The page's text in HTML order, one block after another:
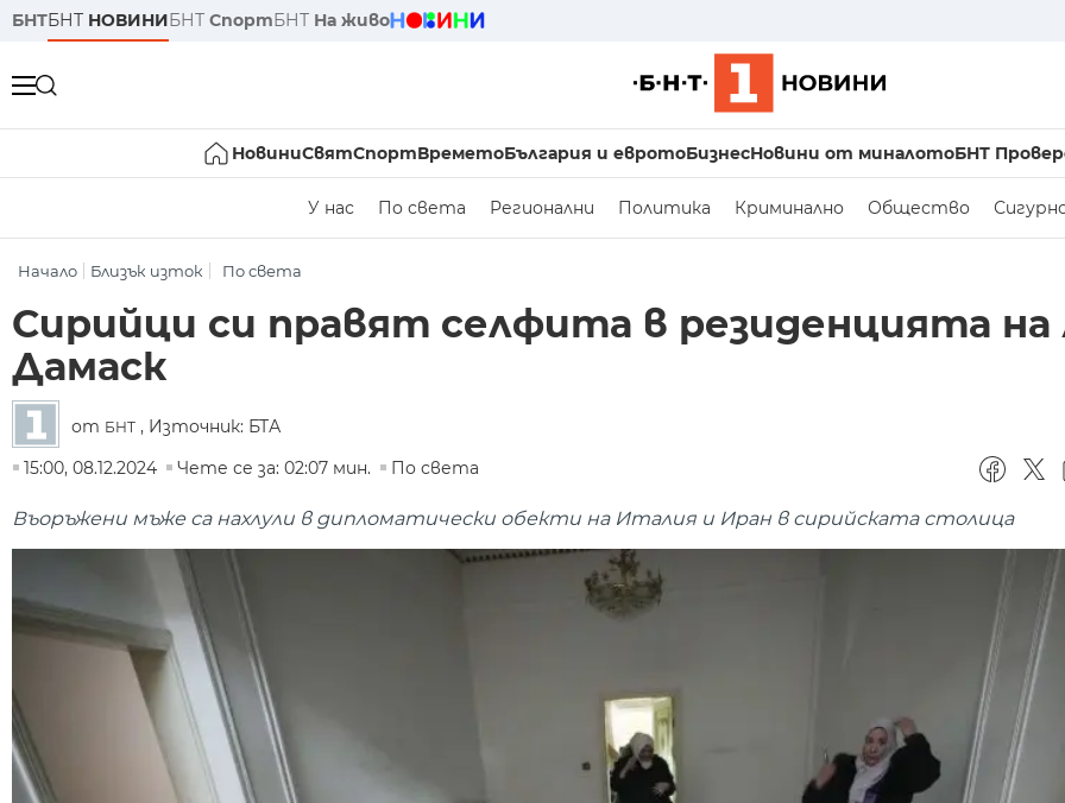
БНТБНТ НОВИНИБНТ СпортБНТ На живо
НовиниСвятСпортВреметоБългария и евротоБизнесНовини от миналотоБНТ
У нас По света Регионални Политика Криминално Общество
Начало Близък изток По света
Сирийци си правят селфита в резиденцията на
Дамаск
от БНТ , Източник: БТА
15:00, 08.12.2024
Чете се за: 02:07 мин. По света
Въоръжени мъже са нахлули в дипломатически обекти на Италия и Иран в сирийската столица